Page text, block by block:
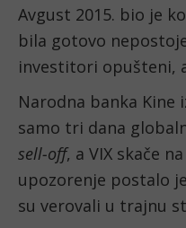
Avgust 2015. bio je
bila gotovo
investitori opušteni,
Narodna banka Kine
samo tri dana
sell-off, a VIX skače
upozorenje postalo
su verovali u trajnu